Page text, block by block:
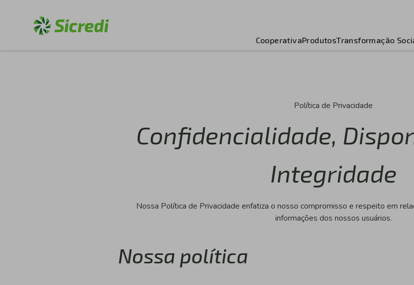
CooperativaProdutosTransformação
Política de Privacidade
Confidencialidade,
Integridade
Nossa Política de Privacidade enfatiza o nosso compromisso e respeito em
informações dos nossos usuários.
Nossa política